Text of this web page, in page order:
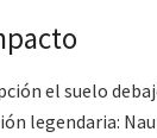
el suelo
legendaria: